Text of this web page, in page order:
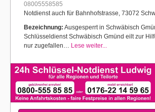
08005558585
Notdienst auch für Bahnhofstrasse, 73072
Bezeichnung: Ausgesperrt in Schwäbisch
Schlüsseldienst Schwäbisch Gmünd eilt zur
nur zugefallen… Lese weiter...